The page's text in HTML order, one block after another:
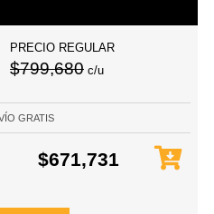
PRECIO REGULAR
$799,680 c/u
GRATIS
$671,731